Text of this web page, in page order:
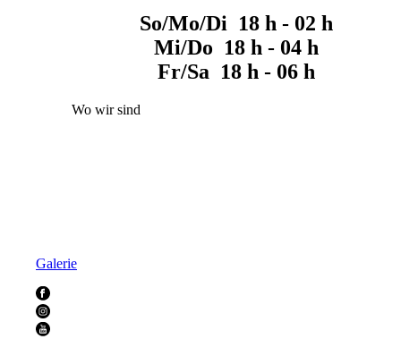
So/Mo/Di 18 h - 02 h
Mi/Do 18 h - 04 h
Fr/Sa 18 h - 06 h
Wo wir sind
Galerie